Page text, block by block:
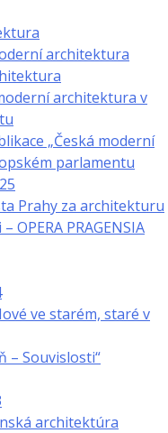
architektura
architektura v
„Česká moderní
parlamentu
Prahy za architekturu
OPERA PRAGENSIA
ve starém, staré v
– Souvislosti“
architektúra